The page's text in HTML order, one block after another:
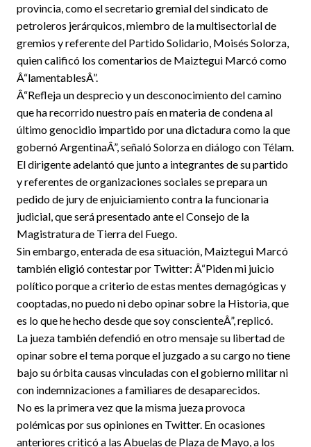
provincia, como el secretario gremial del sindicato de
petroleros jerárquicos, miembro de la multisectorial de
gremios y referente del Partido Solidario, Moisés Solorza,
quien calificó los comentarios de Maiztegui Marcó como
Â“lamentablesÂ”.
Â“Refleja un desprecio y un desconocimiento del camino
que ha recorrido nuestro país en materia de condena al
último genocidio impartido por una dictadura como la que
gobernó ArgentinaÂ”, señaló Solorza en diálogo con Télam.
El dirigente adelantó que junto a integrantes de su partido
y referentes de organizaciones sociales se prepara un
pedido de jury de enjuiciamiento contra la funcionaria
judicial, que será presentado ante el Consejo de la
Magistratura de Tierra del Fuego.
Sin embargo, enterada de esa situación, Maiztegui Marcó
también eligió contestar por Twitter: Â“Piden mi juicio
político porque a criterio de estas mentes demagógicas y
cooptadas, no puedo ni debo opinar sobre la Historia, que
es lo que he hecho desde que soy conscienteÂ”, replicó.
La jueza también defendió en otro mensaje su libertad de
opinar sobre el tema porque el juzgado a su cargo no tiene
bajo su órbita causas vinculadas con el gobierno militar ni
con indemnizaciones a familiares de desaparecidos.
No es la primera vez que la misma jueza provoca
polémicas por sus opiniones en Twitter. En ocasiones
anteriores criticó a las Abuelas de Plaza de Mayo, a los